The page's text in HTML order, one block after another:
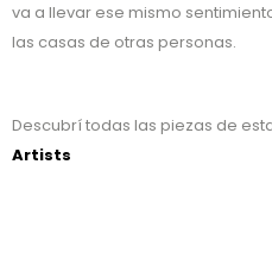
va a llevar ese mismo
las casas de otras personas.
Descubrí todas las piezas de
Artists